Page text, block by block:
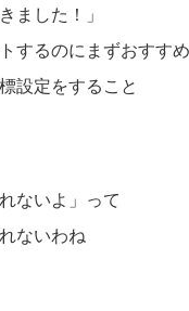
ました！」
するのにまずおすす
設定をすること
ないよ」って
ないわね